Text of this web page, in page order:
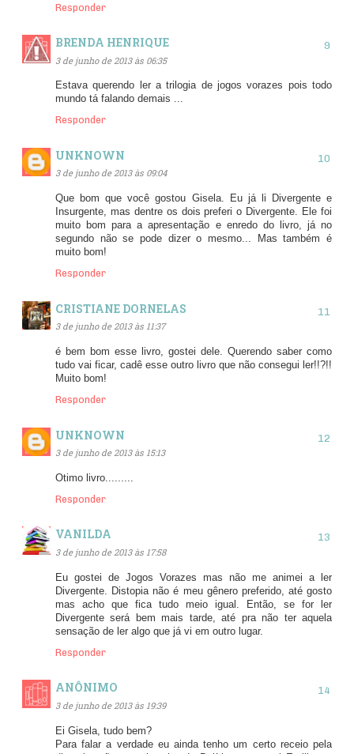
Responder
BRENDA HENRIQUE
3 de junho de 2013 às 06:35
Estava querendo ler a trilogia de jogos vorazes pois todo
mundo tá falando demais ...
Responder
UNKNOWN
3 de junho de 2013 às 09:04
Que bom que você gostou Gisela. Eu já li Divergente e
Insurgente, mas dentre os dois preferi o Divergente. Ele foi
muito bom para a apresentação e enredo do livro, já no
segundo não se pode dizer o mesmo... Mas também é
muito bom!
Responder
CRISTIANE DORNELAS
3 de junho de 2013 às 11:37
é bem bom esse livro, gostei dele. Querendo saber como
tudo vai ficar, cadê esse outro livro que não consegui ler!!?!!
Muito bom!
Responder
UNKNOWN
3 de junho de 2013 às 15:13
Otimo livro.........
Responder
VANILDA
3 de junho de 2013 às 17:58
Eu gostei de Jogos Vorazes mas não me animei a ler
Divergente. Distopia não é meu gênero preferido, até gosto
mas acho que fica tudo meio igual. Então, se for ler
Divergente será bem mais tarde, até pra não ter aquela
sensação de ler algo que já vi em outro lugar.
Responder
ANÔNIMO
3 de junho de 2013 às 19:39
Ei Gisela, tudo bem?
Para falar a verdade eu ainda tenho um certo receio pela